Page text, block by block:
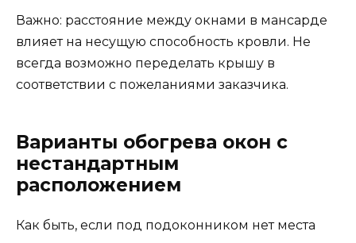
Важно: расстояние между окнами в мансарде
влияет на несущую способность кровли. Не
всегда возможно переделать крышу в
соответствии с пожеланиями заказчика.
Варианты обогрева окон с
нестандартным
расположением
Как быть, если под подоконником нет места